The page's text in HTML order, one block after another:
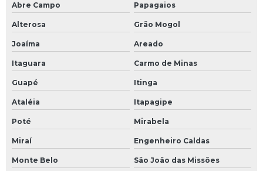
Abre Campo Papagaios
Alterosa Grão Mogol
Joaíma Areado
Itaguara Carmo de Minas
Guapé Itinga
Ataléia Itapagipe
Poté Mirabela
Miraí Engenheiro Caldas
Monte Belo São João das Missões